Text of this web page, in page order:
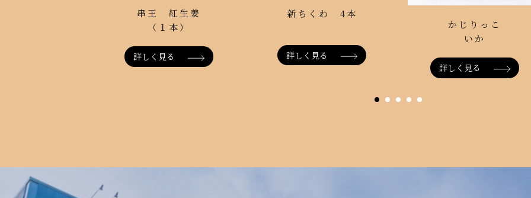
串王 紅生姜
（１本）
詳しく見る
新ちくわ 4本
詳しく見る
かじりっこ
いか
詳しく見る